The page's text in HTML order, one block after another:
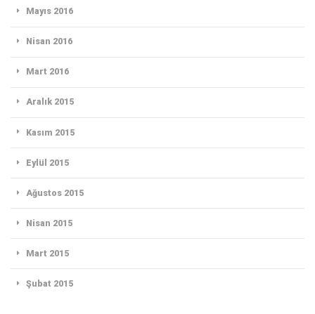
Mayıs 2016
Nisan 2016
Mart 2016
Aralık 2015
Kasım 2015
Eylül 2015
Ağustos 2015
Nisan 2015
Mart 2015
Şubat 2015